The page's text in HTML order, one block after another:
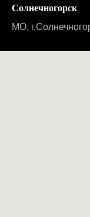
Солнечногорск
МО,